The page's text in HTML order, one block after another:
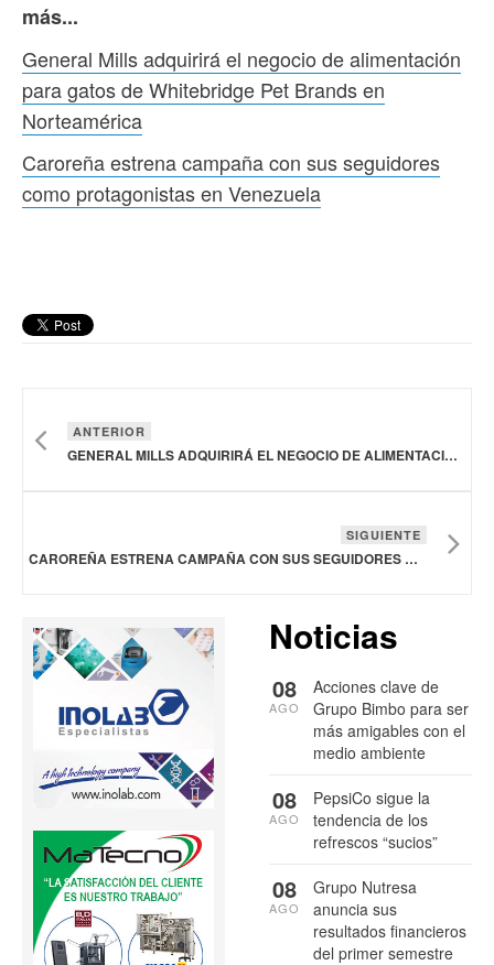
más...
General Mills adquirirá el negocio de alimentación
para gatos de Whitebridge Pet Brands en
Norteamérica
Caroreña estrena campaña con sus seguidores
como protagonistas en Venezuela
ANTERIOR
GENERAL MILLS ADQUIRIRÁ EL NEGOCIO DE ALIMENTACIÓN PARA GATOS DE WHITEBRIDGE PET BRANDS EN NORTEAMÉRICA
SIGUIENTE
CAROREÑA ESTRENA CAMPAÑA CON SUS SEGUIDORES COMO PROTAGONISTAS EN VENEZUELA
Noticias
Acciones clave de
Grupo Bimbo para ser
más amigables con el
medio ambiente
08
AGO
PepsiCo sigue la
tendencia de los
refrescos “sucios”
08
AGO
Grupo Nutresa
anuncia sus
resultados financieros
del primer semestre
08
AGO